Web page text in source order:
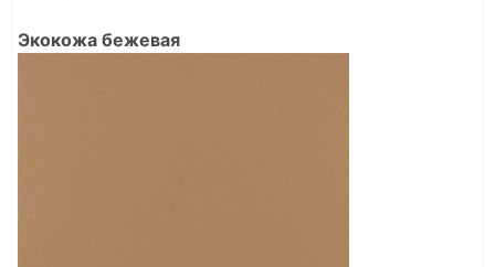
Экокожа бежевая